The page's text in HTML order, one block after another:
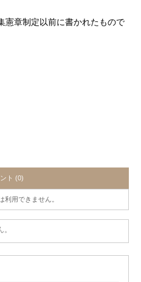
章制定以前に書かれたもので
ト (0)
利用できません。